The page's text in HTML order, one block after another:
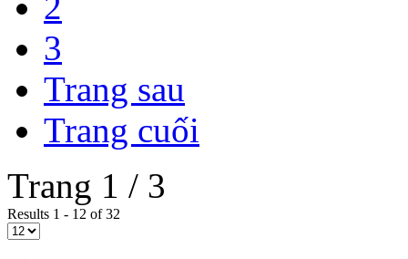
3
Trang sau
Trang cuối
Trang 1 / 3
Results 1 - 12 of 32